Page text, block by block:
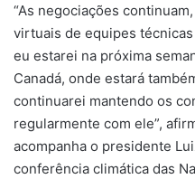
“As negociações
virtuais de equipes
eu estarei na próxima
Canadá, onde estará
continuarei mantendo os
regularmente com ele”,
acompanha o presidente
conferência climática das